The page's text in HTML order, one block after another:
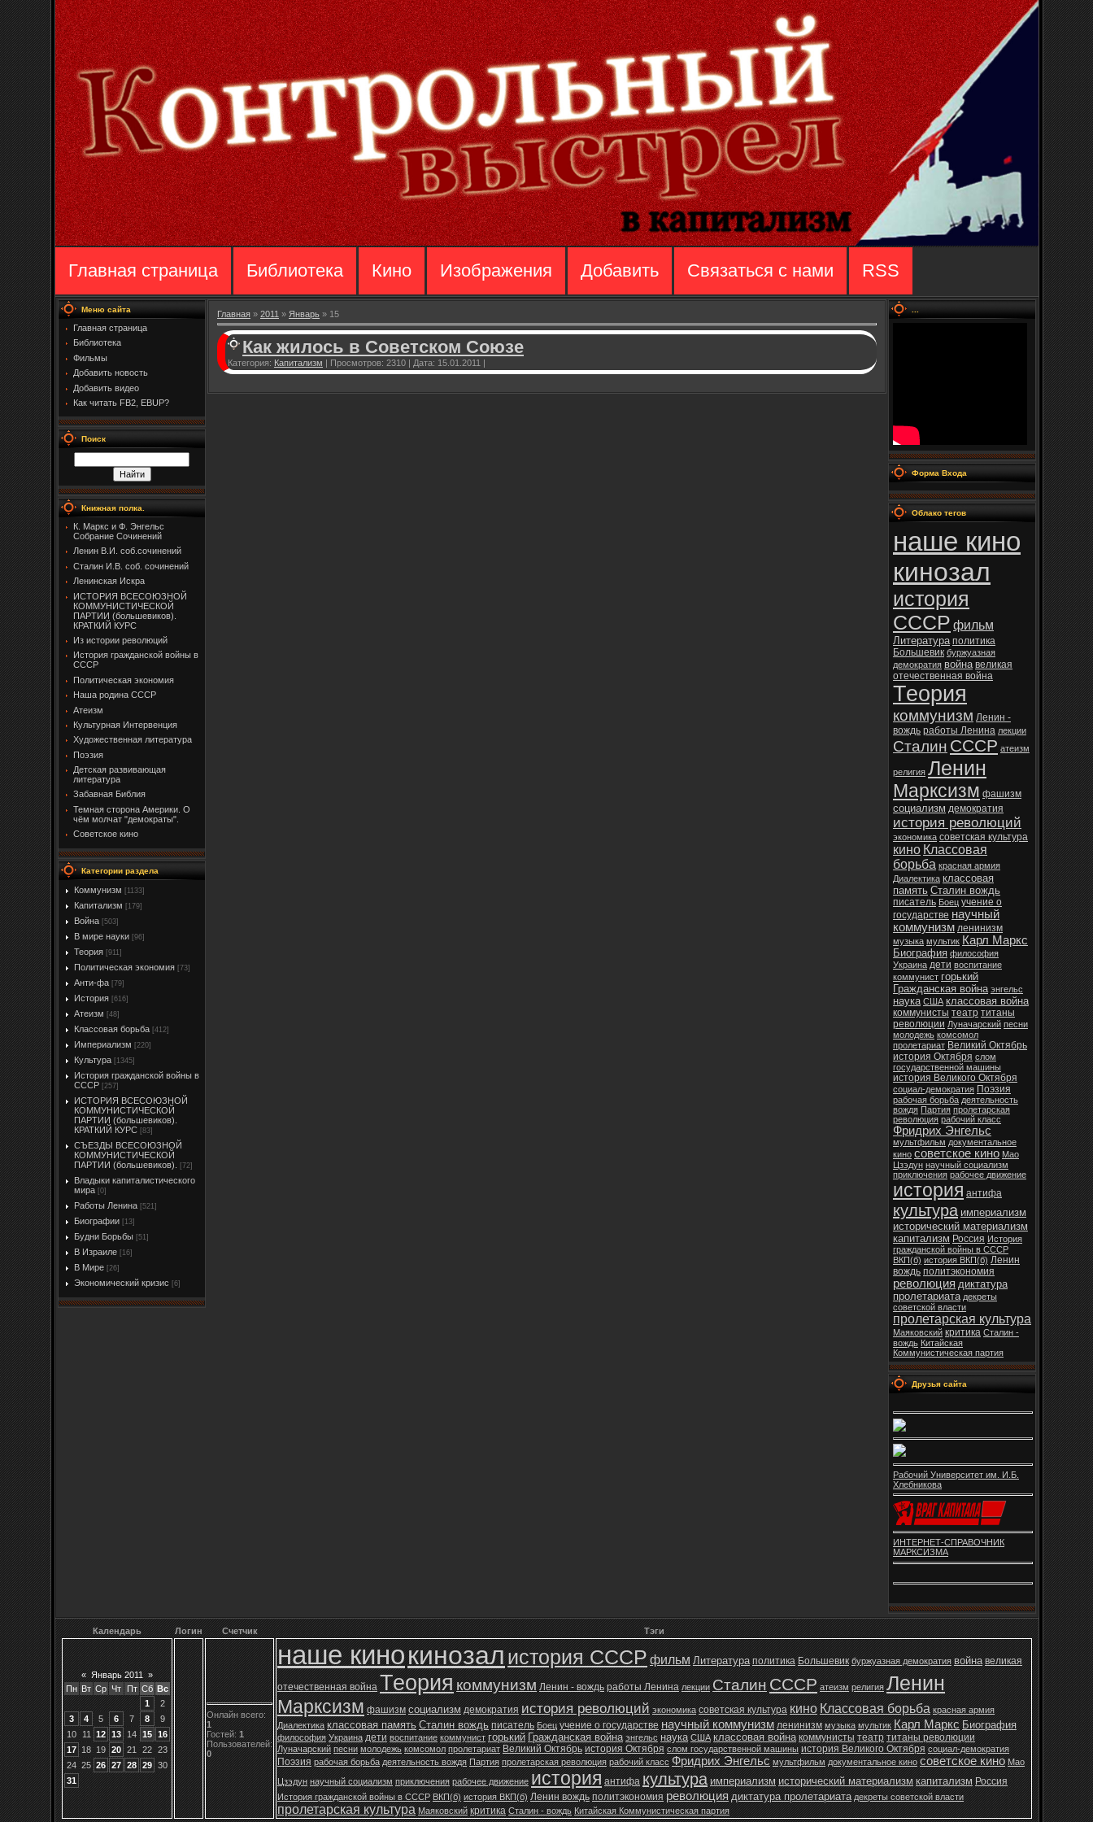
Главная страница Библиотека Кино Изображения Добавить Связаться с нами RSS
Меню сайта
Главная страница
Библиотека
Фильмы
Добавить новость
Добавить видео
Как читать FB2, EBUP?
Поиск
Книжная полка.
К. Маркс и Ф. Энгельс
Собрание Сочинений
Ленин В.И. соб.сочинений
Сталин И.В. соб. сочинений
Ленинская Искра
ИСТОРИЯ ВСЕСОЮЗНОЙ
КОММУНИСТИЧЕСКОЙ
ПАРТИИ (большевиков).
КРАТКИЙ КУРС
Из истории революций
История гражданской войны в
СССР
Политическая экономия
Наша родина СССР
Атеизм
Культурная Интервенция
Художественная литература
Поэзия
Детская развивающая
литература
Забавная Библия
Темная сторона Америки. О
чём молчат "демократы".
Советское кино
Категории раздела
Коммунизм [1133]
Капитализм [179]
Война [503]
В мире науки [96]
Теория [911]
Политическая экономия [73]
Анти-фа [79]
История [616]
Атеизм [48]
Классовая борьба [412]
Империализм [220]
Культура [1345]
История гражданской войны в
СССР [257]
ИСТОРИЯ ВСЕСОЮЗНОЙ
КОММУНИСТИЧЕСКОЙ
ПАРТИИ (большевиков).
КРАТКИЙ КУРС [83]
СЪЕЗДЫ ВСЕСОЮЗНОЙ
КОММУНИСТИЧЕСКОЙ
ПАРТИИ (большевиков).
[72]
Владыки капиталистического
мира [0]
Работы Ленина [521]
Биографии [13]
Будни Борьбы [51]
В Израиле [16]
В Мире [26]
Экономический кризис [6]
Главная » 2011 » Январь » 15
Как жилось в Советском Союзе
Категория: Капитализм | Просмотров: 2310 | Дата: 15.01.2011 |
Форма Входа
Облако тегов
наше кино
кинозал
история
СССР фильм
Литература политика
Большевик буржуазная
демократия война великая
отечественная война
Теория
коммунизм Ленин -
вождь работы Ленина лекции
Сталин СССР атеизм
религия Ленин
Марксизм фашизм
социализм демократия
история революций
экономика советская культура
кино Классовая
борьба красная армия
Диалектика классовая
память Сталин вождь
писатель Боец учение о
государстве научный
коммунизм ленинизм
музыка мультик Карл Маркс
Биография философия
Украина дети воспитание
коммунист горький
Гражданская война энгельс
наука США классовая война
коммунисты театр титаны
революции Луначарский песни
молодежь комсомол
пролетариат Великий Октябрь
история Октября слом
государственной машины
история Великого Октября
социал-демократия Поэзия
рабочая борьба деятельность
вождя Партия пролетарская
революция рабочий класс
Фридрих Энгельс
мультфильм документальное
кино советское кино Мао
Цзэдун научный социализм
приключения рабочее движение
история антифа
культура империализм
исторический материализм
капитализм Россия История
гражданской войны в СССР
ВКП(б) история ВКП(б) Ленин
вождь политэкономия
революция диктатура
пролетариата декреты
советской власти
пролетарская культура
Маяковский критика Сталин -
вождь Китайская
Коммунистическая партия
Друзья сайта
Рабочий Университет им. И.Б.
Хлебникова
ИНТЕРНЕТ-СПРАВОЧНИК
МАРКСИЗМА
Календарь Логин Счетчик Тэги
« Январь 2011
»
Пн Вт Ср Чт Пт Сб Вс
1
2
3
4 5 6 7 8
9
10
11 12 13 14 15 16
17 18 19 20 21 22 23
24 25 26 27 28 29 30
31
Онлайн всего:
1
Гостей: 1
Пользователей:
0
наше кинокинозалистория СССР фильм Литература политика Большевик буржуазная демократия война великая
отечественная война Теориякоммунизм Ленин - вождь работы Ленина лекции СталинСССР атеизм религия Ленин
Марксизм фашизм социализм демократия история революций экономика советская культура киноКлассовая борьба красная армия
Диалектика классовая память Сталин вождь писатель Боец учение о государстве научный коммунизм ленинизм музыка мультик Карл Маркс Биография
философия Украина дети воспитание коммунист горький Гражданская война энгельс наука США классовая война коммунисты театр титаны революции
Луначарский песни молодежь комсомол пролетариат Великий Октябрь история Октября слом государственной машины история Великого Октября социал-демократия
Поэзия рабочая борьба деятельность вождя Партия пролетарская революция рабочий класс Фридрих Энгельс мультфильм документальное кино советское кино Мао
Цзэдун научный социализм приключения рабочее движение история антифа культура империализм исторический материализм капитализм Россия
История гражданской войны в СССР ВКП(б) история ВКП(б) Ленин вождь политэкономия революция диктатура пролетариата декреты советской власти
пролетарская культура Маяковский критика Сталин - вождь Китайская Коммунистическая партия